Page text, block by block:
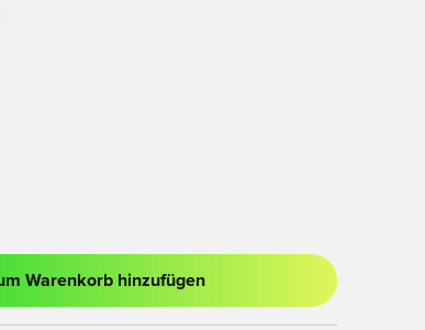
zum Anmelden oder Registrieren als Mitglied
Warenkorb hinzufügen